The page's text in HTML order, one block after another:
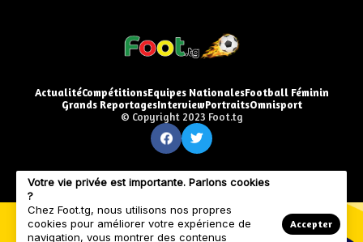
ActualitéCompétitionsEquipes NationalesFootball Féminin
Grands ReportagesInterviewPortraitsOmnisport
© Copyright 2023 Foot.tg
Votre vie privée est importante. Parlons cookies
?
Chez Foot.tg, nous utilisons nos propres
cookies pour améliorer votre expérience de
navigation, vous montrer des contenus
Accepter